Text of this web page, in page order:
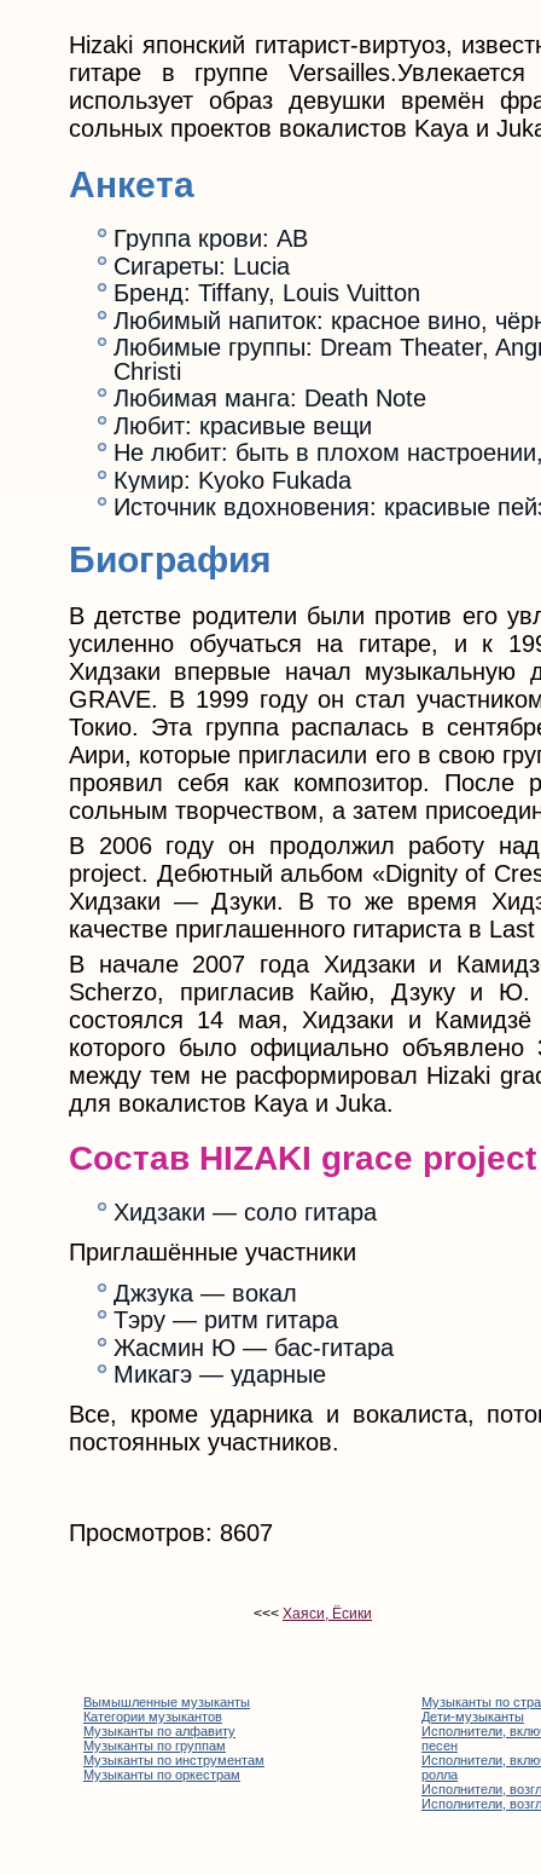
Hizaki японский гитарист-виртуоз,
гитаре в группе
использует образ девушки времён
сольных проектов вокалистов Kaya и
Анкета
Группа крови: AB
Сигареты: Lucia
Бренд: Tiffany, Louis Vuitton
Любимый напиток: красное вино,
Любимые группы: Dream Theater,
Christi
Любимая манга: Death Note
Любит: красивые вещи
Не любит: быть в плохом
Кумир: Kyoko Fukada
Источник вдохновения: красивые
Биография
В детстве родители были против его
усиленно обучаться на гитаре, и к
Хидзаки впервые начал музыкальную
GRAVE. В 1999 году он стал
Токио. Эта группа распалась в
Аири, которые пригласили его в свою
проявил себя как композитор. После
сольным творчеством, а затем
В 2006 году он продолжил работу
project. Дебютный альбом «Dignity of
Хидзаки — Дзуки. В то же время
качестве приглашенного гитариста в
В начале 2007 года Хидзаки и
Scherzo, пригласив Кайю, Дзуку и
состоялся 14 мая, Хидзаки и Камидзё
которого было официально
между тем не расформировал Hizaki
для вокалистов Kaya и Juka.
Состав HIZAKI grace project
Хидзаки — соло гитара
Приглашённые участники
Джзука — вокал
Тэру — ритм гитара
Жасмин Ю — бас-гитара
Микагэ — ударные
Все, кроме ударника и вокалиста,
постоянных участников.
Просмотров: 8607
<<< Хаяси, Ёсики
Вымышленные музыканты
Категории музыкантов
Музыканты по алфавиту
Музыканты по группам
Музыканты по инструментам
Музыканты по оркестрам
Музыканты по
Дети-музыканты
Исполнители,
песен
Исполнители,
ролла
Исполнители,
Исполнители,